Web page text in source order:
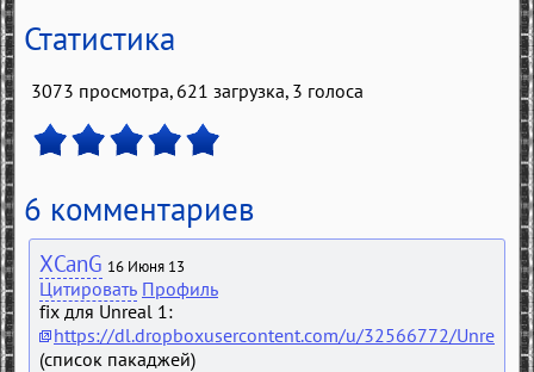
Статистика
3073 просмотра, 621 загрузка, 3 голоса
6 комментариев
XCanG 16 Июня 13
Цитировать Профиль
fix для Unreal 1:
https://dl.dropboxusercontent.com/u/32566772/
(список пакаджей)